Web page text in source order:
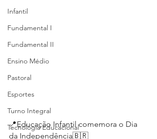
Infantil
Fundamental I
Fundamental II
Ensino Médio
Pastoral
Esportes
Turno Integral
Tecnologia Educacional
📍Educação Infantil comemora o Dia
da Independência🇧🇷